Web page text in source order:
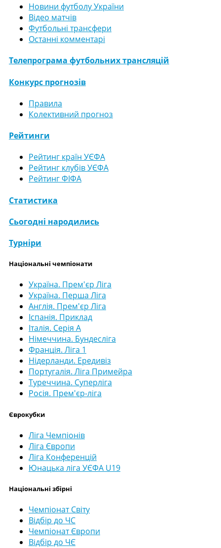
Новини футболу України
Відео матчів
Футбольні трансфери
Останні комментарі
Телепрограма футбольних трансляцій
Конкурс прогнозів
Правила
Колективний прогноз
Рейтинги
Рейтинг країн УЄФА
Рейтинг клубів УЄФА
Рейтинг ФІФА
Статистика
Сьогодні народились
Турніри
Національні чемпіонати
Україна. Прем'єр Ліга
Україна. Перша Ліга
Англія. Прем'єр Ліга
Іспанія. Приклад
Італія. Серія А
Німеччина. Бундесліга
Франція. Ліга 1
Нідерланди. Ередивіз
Португалія. Ліга Примейра
Туреччина. Суперліга
Росія. Прем'єр-ліга
Єврокубки
Ліга Чемпіонів
Ліга Європи
Ліга Конференцій
Юнацька ліга УЄФА U19
Національні збірні
Чемпіонат Світу
Відбір до ЧС
Чемпіонат Європи
Відбір до ЧЄ